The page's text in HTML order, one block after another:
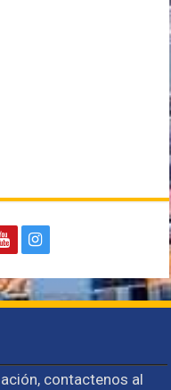
contactenos al